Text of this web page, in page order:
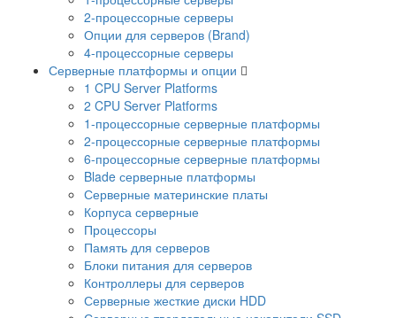
2-процессорные серверы
Опции для серверов (Brand)
4-процессорные серверы
Серверные платформы и опции
1 CPU Server Platforms
2 CPU Server Platforms
1-процессорные серверные платформы
2-процессорные серверные платформы
6-процессорные серверные платформы
Blade серверные платформы
Серверные материнские платы
Корпуса серверные
Процессоры
Память для серверов
Блоки питания для серверов
Контроллеры для серверов
Серверные жесткие диски HDD